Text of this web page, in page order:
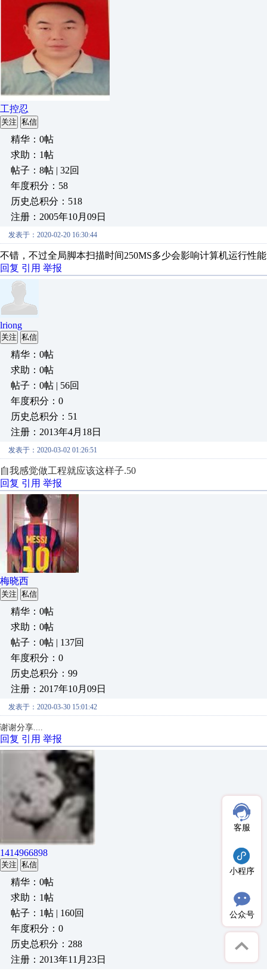
工控忍
关注 私信
精华：0帖
求助：1帖
帖子：8帖 | 32回
年度积分：58
历史总积分：518
注册：2005年10月09日
发表于：2020-02-20 16:30:44
不错，不过全局脚本扫描时间250MS多少会影响计算机运行性
回复 引用 举报
lriong
关注 私信
精华：0帖
求助：0帖
帖子：0帖 | 56回
年度积分：0
历史总积分：51
注册：2013年4月18日
发表于：2020-03-02 01:26:51
自我感觉做工程就应该这样子.50
回复 引用 举报
梅晓西
关注 私信
精华：0帖
求助：0帖
帖子：0帖 | 137回
年度积分：0
历史总积分：99
注册：2017年10月09日
发表于：2020-03-30 15:01:42
谢谢分享....
回复 引用 举报
1414966898
关注 私信
精华：0帖
求助：1帖
帖子：1帖 | 160回
年度积分：0
历史总积分：288
注册：2013年11月23日
客服
小程序
公众号